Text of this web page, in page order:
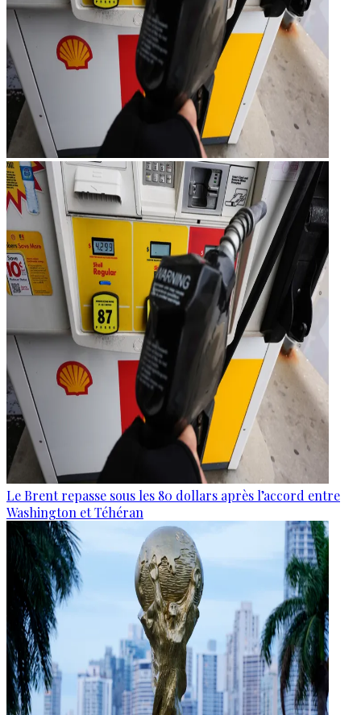
Le Brent repasse sous les 80 dollars après l’accord entre
Washington et Téhéran